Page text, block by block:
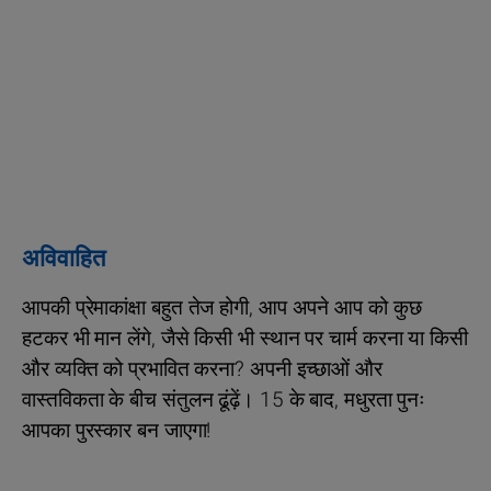
अविवाहित
आपकी प्रेमाकांक्षा बहुत तेज होगी, आप अपने आप को कुछ
हटकर भी मान लेंगे, जैसे किसी भी स्थान पर चार्म करना या किसी
और व्यक्ति को प्रभावित करना? अपनी इच्छाओं और
वास्तविकता के बीच संतुलन ढूंढ़ें। 15 के बाद, मधुरता पुनः
आपका पुरस्कार बन जाएगा!